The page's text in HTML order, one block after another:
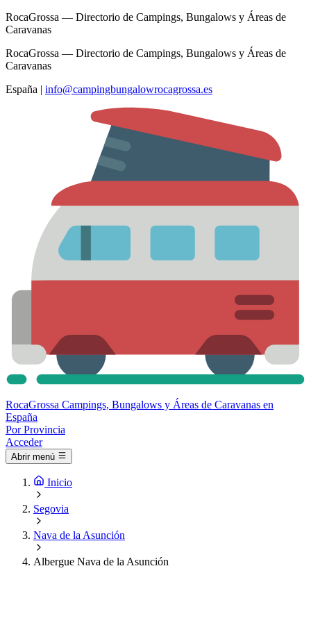
RocaGrossa — Directorio de Campings, Bungalows y Áreas de
Caravanas
RocaGrossa — Directorio de Campings, Bungalows y Áreas de
Caravanas
España | info@campingbungalowrocagrossa.es
RocaGrossa Campings, Bungalows y Áreas de Caravanas en
España
Por Provincia
Acceder
Abrir menú
Inicio
Segovia
Nava de la Asunción
Albergue Nava de la Asunción